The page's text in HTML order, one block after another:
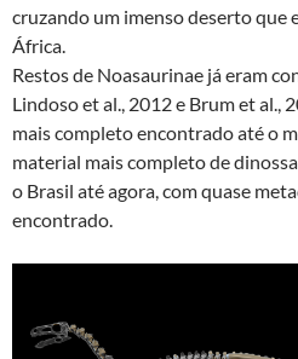
cruzando um imenso deserto que
África.
Restos de Noasaurinae já eram
Lindoso et al., 2012 e Brum et al.,
mais completo encontrado até o
material mais completo de
o Brasil até agora, com quase
encontrado.